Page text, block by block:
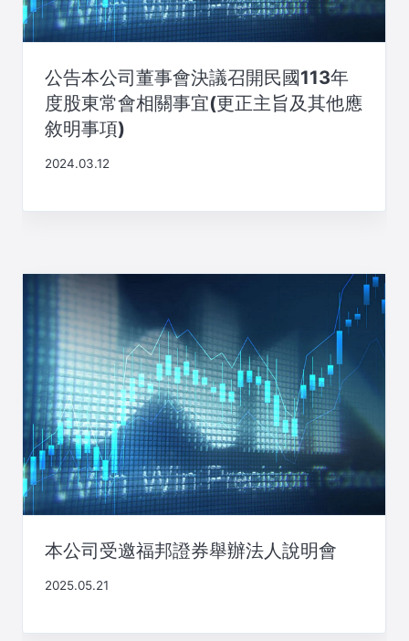
公告本公司董事會決議召開民國113年
度股東常會相關事宜(更正主旨及其他應
敘明事項)
2024.03.12
本公司受邀福邦證券舉辦法人說明會
2025.05.21